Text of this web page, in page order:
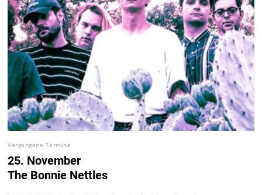
Vergangene Termine
25. November
The Bonnie Nettles